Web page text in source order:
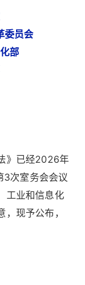
委员会
部
》已经2026年
次室务会会议
工业和信息化
现予公布，